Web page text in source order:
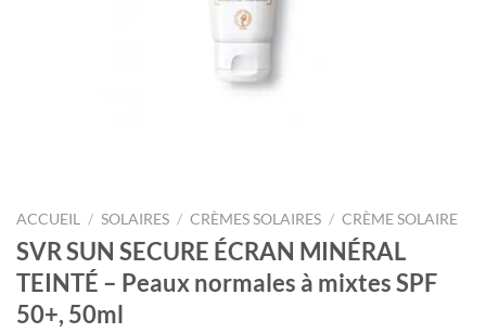
ACCUEIL / SOLAIRES / CRÈMES SOLAIRES / CRÈME SOLAIRE
SVR SUN SECURE ÉCRAN MINÉRAL
TEINTÉ – Peaux normales à mixtes SPF
50+, 50ml